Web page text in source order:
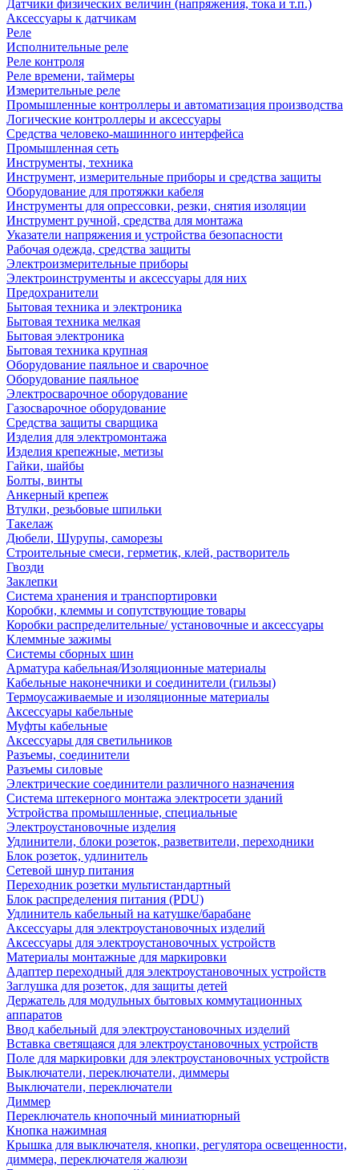
Датчики физических величин (напряжения, тока и т.п.)
Аксессуары к датчикам
Реле
Исполнительные реле
Реле контроля
Реле времени, таймеры
Измерительные реле
Промышленные контроллеры и автоматизация производства
Логические контроллеры и аксессуары
Средства человеко-машинного интерфейса
Промышленная сеть
Инструменты, техника
Инструмент, измерительные приборы и средства защиты
Оборудование для протяжки кабеля
Инструменты для опрессовки, резки, снятия изоляции
Инструмент ручной, средства для монтажа
Указатели напряжения и устройства безопасности
Рабочая одежда, средства защиты
Электроизмерительные приборы
Электроинструменты и аксессуары для них
Предохранители
Бытовая техника и электроника
Бытовая техника мелкая
Бытовая электроника
Бытовая техника крупная
Оборудование паяльное и сварочное
Оборудование паяльное
Электросварочное оборудование
Газосварочное оборудование
Средства защиты сварщика
Изделия для электромонтажа
Изделия крепежные, метизы
Гайки, шайбы
Болты, винты
Анкерный крепеж
Втулки, резьбовые шпильки
Такелаж
Дюбели, Шурупы, саморезы
Строительные смеси, герметик, клей, растворитель
Гвозди
Заклепки
Система хранения и транспортировки
Коробки, клеммы и сопутствующие товары
Коробки распределительные/ установочные и аксессуары
Клеммные зажимы
Системы сборных шин
Арматура кабельная/Изоляционные материалы
Кабельные наконечники и соединители (гильзы)
Термоусаживаемые и изоляционные материалы
Аксессуары кабельные
Муфты кабельные
Аксессуары для светильников
Разъемы, соединители
Разъемы силовые
Электрические соединители различного назначения
Система штекерного монтажа электросети зданий
Устройства промышленные, специальные
Электроустановочные изделия
Удлинители, блоки розеток, разветвители, переходники
Блок розеток, удлинитель
Сетевой шнур питания
Переходник розетки мультистандартный
Блок распределения питания (PDU)
Удлинитель кабельный на катушке/барабане
Аксессуары для электроустановочных изделий
Аксессуары для электроустановочных устройств
Материалы монтажные для маркировки
Адаптер переходный для электроустановочных устройств
Заглушка для розеток, для защиты детей
Держатель для модульных бытовых коммутационных
аппаратов
Ввод кабельный для электроустановочных изделий
Вставка светящаяся для электроустановочных устройств
Поле для маркировки для электроустановочных устройств
Выключатели, переключатели, диммеры
Выключатели, переключатели
Диммер
Переключатель кнопочный миниатюрный
Кнопка нажимная
Крышка для выключателя, кнопки, регулятора освещенности,
диммера, переключателя жалюзи